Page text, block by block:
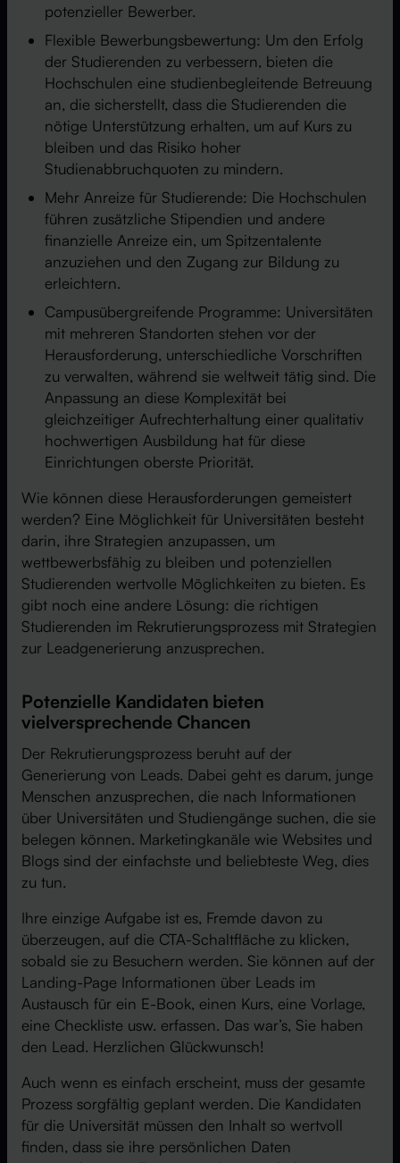
potenzieller Bewerber.
Flexible Bewerbungsbewertung: Um den Erfolg
der Studierenden zu verbessern, bieten die
Hochschulen eine studienbegleitende Betreuung
an, die sicherstellt, dass die Studierenden die
nötige Unterstützung erhalten, um auf Kurs zu
bleiben und das Risiko hoher
Studienabbruchquoten zu mindern.
Mehr Anreize für Studierende: Die Hochschulen
führen zusätzliche Stipendien und andere
finanzielle Anreize ein, um Spitzentalente
anzuziehen und den Zugang zur Bildung zu
erleichtern.
Campusübergreifende Programme: Universitäten
mit mehreren Standorten stehen vor der
Herausforderung, unterschiedliche Vorschriften
zu verwalten, während sie weltweit tätig sind. Die
Anpassung an diese Komplexität bei
gleichzeitiger Aufrechterhaltung einer qualitativ
hochwertigen Ausbildung hat für diese
Einrichtungen oberste Priorität.
Wie können diese Herausforderungen gemeistert
werden? Eine Möglichkeit für Universitäten besteht
darin, ihre Strategien anzupassen, um
wettbewerbsfähig zu bleiben und potenziellen
Studierenden wertvolle Möglichkeiten zu bieten. Es
gibt noch eine andere Lösung: die richtigen
Studierenden im Rekrutierungsprozess mit Strategien
zur Leadgenerierung anzusprechen.
Potenzielle Kandidaten bieten
vielversprechende Chancen
Der Rekrutierungsprozess beruht auf der
Generierung von Leads. Dabei geht es darum, junge
Menschen anzusprechen, die nach Informationen
über Universitäten und Studiengänge suchen, die sie
belegen können. Marketingkanäle wie Websites und
Blogs sind der einfachste und beliebteste Weg, dies
zu tun.
Ihre einzige Aufgabe ist es, Fremde davon zu
überzeugen, auf die CTA-Schaltfläche zu klicken,
sobald sie zu Besuchern werden. Sie können auf der
Landing-Page Informationen über Leads im
Austausch für ein E-Book, einen Kurs, eine Vorlage,
eine Checkliste usw. erfassen. Das war’s, Sie haben
den Lead. Herzlichen Glückwunsch!
Auch wenn es einfach erscheint, muss der gesamte
Prozess sorgfältig geplant werden. Die Kandidaten
für die Universität müssen den Inhalt so wertvoll
finden, dass sie ihre persönlichen Daten